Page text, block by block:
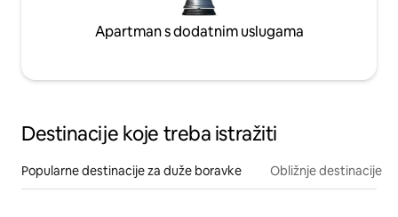
Apartman s dodatnim uslugama
Destinacije koje treba istražiti
Popularne destinacije za duže boravke Obližnje destinacije